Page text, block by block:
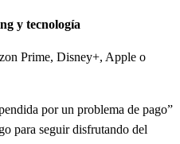
y tecnología
Prime, Disney+, Apple o
por un problema de pago”
para seguir disfrutando del